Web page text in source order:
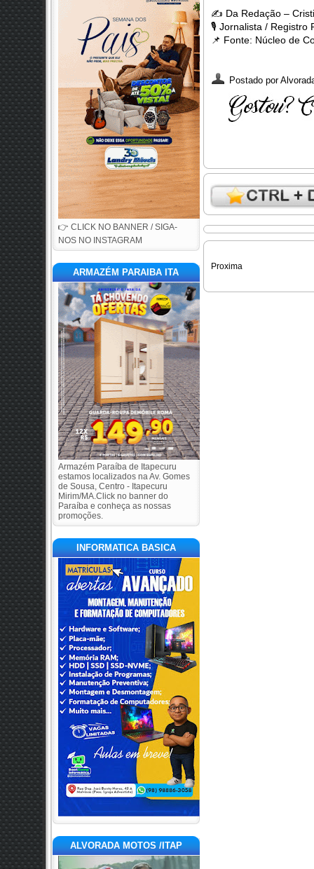
👉 CLICK NO BANNER / SIGA-
NOS NO INSTAGRAM
ARMAZÉM PARAIBA ITA
Armazém Paraíba de Itapecuru
estamos localizados na Av. Gomes
de Sousa, Centro - Itapecuru
Mirim/MA.Click no banner do
Paraíba e conheça as nossas
promoções.
INFORMATICA BASICA
ALVORADA MOTOS /ITAP
✍️ Da Redação –
🎙️ Jornalista / Registro
📌 Fonte: Núcleo de
Postado por
Proxima